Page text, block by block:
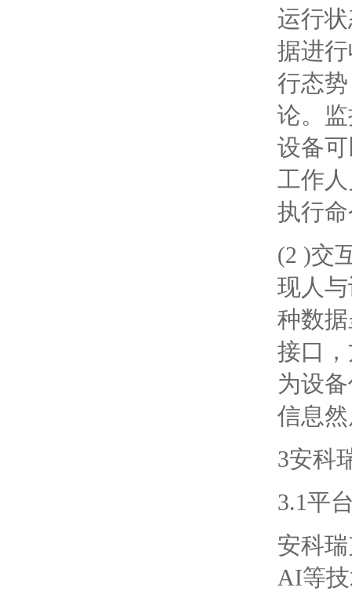
运行
据进
行态
论。
设备
工作
执行
(2 )交
现人
种数
接口
为设
信息
3安科
3.1平
安科
AI等